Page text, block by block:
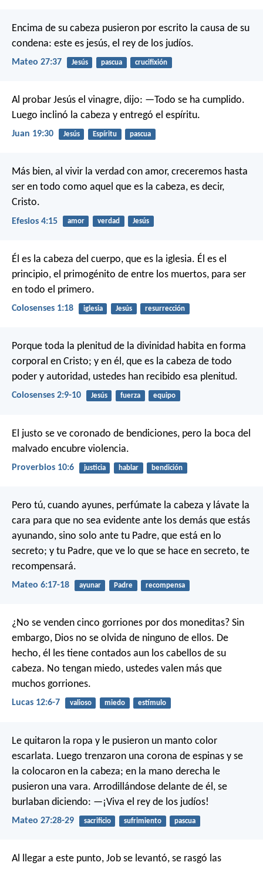
Encima de su cabeza pusieron por escrito la causa de su
condena: este es jesús, el rey de los judíos.
Mateo 27:37 Jesús pascua crucifixión
Al probar Jesús el vinagre, dijo: —Todo se ha cumplido.
Luego inclinó la cabeza y entregó el espíritu.
Juan 19:30 Jesús Espíritu pascua
Más bien, al vivir la verdad con amor, creceremos hasta
ser en todo como aquel que es la cabeza, es decir,
Cristo.
Efesios 4:15 amor verdad Jesús
Él es la cabeza del cuerpo, que es la iglesia. Él es el
principio, el primogénito de entre los muertos, para ser
en todo el primero.
Colosenses 1:18 iglesia Jesús resurrección
Porque toda la plenitud de la divinidad habita en forma
corporal en Cristo; y en él, que es la cabeza de todo
poder y autoridad, ustedes han recibido esa plenitud.
Colosenses 2:9-10 Jesús fuerza equipo
El justo se ve coronado de bendiciones, pero la boca del
malvado encubre violencia.
Proverbios 10:6 justicia hablar bendición
Pero tú, cuando ayunes, perfúmate la cabeza y lávate la
cara para que no sea evidente ante los demás que estás
ayunando, sino solo ante tu Padre, que está en lo
secreto; y tu Padre, que ve lo que se hace en secreto, te
recompensará.
Mateo 6:17-18 ayunar Padre recompensa
¿No se venden cinco gorriones por dos moneditas? Sin
embargo, Dios no se olvida de ninguno de ellos. De
hecho, él les tiene contados aun los cabellos de su
cabeza. No tengan miedo, ustedes valen más que
muchos gorriones.
Lucas 12:6-7 valioso miedo estímulo
Le quitaron la ropa y le pusieron un manto color
escarlata. Luego trenzaron una corona de espinas y se
la colocaron en la cabeza; en la mano derecha le
pusieron una vara. Arrodillándose delante de él, se
burlaban diciendo: —¡Viva el rey de los judíos!
Mateo 27:28-29 sacrificio sufrimiento pascua
Al llegar a este punto, Job se levantó, se rasgó las